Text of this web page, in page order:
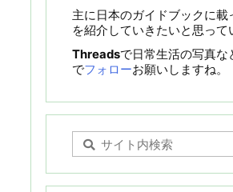
主に日本のガイドブックに
を紹介していきたいと思って
Threadsで日常生活の写真
でフォローお願いしますね。